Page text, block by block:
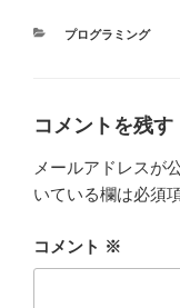
e
o
k
er
カ
プログラミング
コメントを残す
メールアドレスが
いている欄は必須
コメント ※